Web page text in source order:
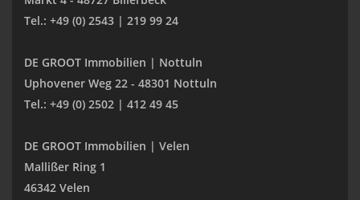
Tel.: +49 (0) 2543 | 219 99 24
DE GROOT Immobilien | Nottuln
Uphovener Weg 22 - 48301 Nottuln
Tel.: +49 (0) 2502 | 412 49 45
DE GROOT Immobilien | Velen
Mallißer Ring 1
46342 Velen